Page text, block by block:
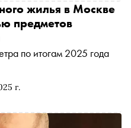
г.
жилья в Москве
предметов
по итогам 2025 года